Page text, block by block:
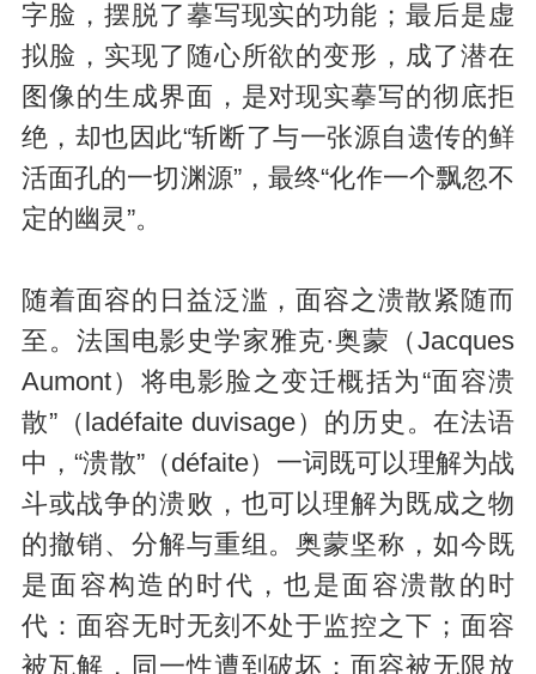
字脸，摆脱了摹写现实的功能；最后是虚
拟脸，实现了随心所欲的变形，成了潜在
图像的生成界面，是对现实摹写的彻底拒
绝，却也因此“斩断了与一张源自遗传的鲜
活面孔的一切渊源”，最终“化作一个飘忽不
定的幽灵”。
随着面容的日益泛滥，面容之溃散紧随而
至。法国电影史学家雅克·奥蒙（Jacques
Aumont）将电影脸之变迁概括为“面容溃
散”（ladéfaite duvisage）的历史。在法语
中，“溃散”（défaite）一词既可以理解为战
斗或战争的溃败，也可以理解为既成之物
的撤销、分解与重组。奥蒙坚称，如今既
是面容构造的时代，也是面容溃散的时
代：面容无时无刻不处于监控之下；面容
被瓦解，同一性遭到破坏；面容被无限放